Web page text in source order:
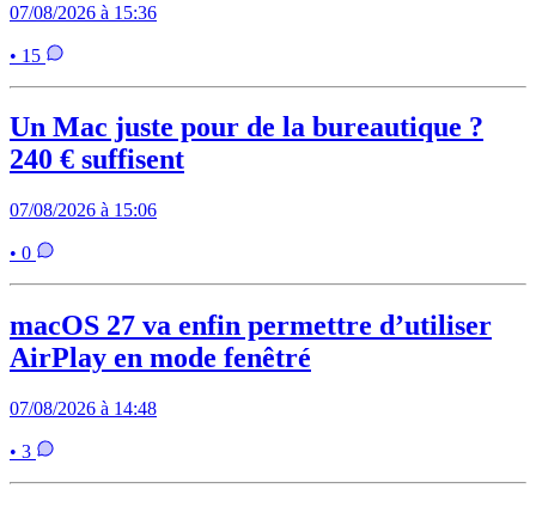
07/08/2026 à 15:36
• 15
Un Mac juste pour de la bureautique ?
240 € suffisent
07/08/2026 à 15:06
• 0
macOS 27 va enfin permettre d’utiliser
AirPlay en mode fenêtré
07/08/2026 à 14:48
• 3